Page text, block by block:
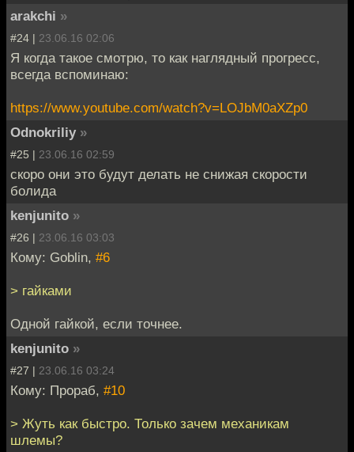
arakchi »
#24 | 23.06.16 02:06
Я когда такое смотрю, то как наглядный прогресс,
всегда вспоминаю:
https://www.youtube.com/watch?v=LOJbM0aXZp0
Odnokriliy »
#25 | 23.06.16 02:59
скоро они это будут делать не снижая скорости
болида
kenjunito »
#26 | 23.06.16 03:03
Кому: Goblin, #6
> гайками
Одной гайкой, если точнее.
kenjunito »
#27 | 23.06.16 03:24
Кому: Прораб, #10
> Жуть как быстро. Только зачем механикам
шлемы?